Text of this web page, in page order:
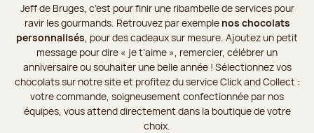
Jeff de Bruges, c’est pour finir une ribambelle de services pour
ravir les gourmands. Retrouvez par exemple nos chocolats
personnalisés , pour des cadeaux sur mesure. Ajoutez un petit
message pour dire « je t’aime », remercier, célébrer un
anniversaire ou souhaiter une belle année ! Sélectionnez vos
chocolats sur notre site et profitez du service Click and Collect :
votre commande, soigneusement confectionnée par nos
équipes, vous attend directement dans la boutique de votre
choix.